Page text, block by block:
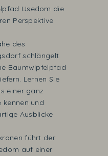
Usedom die
Perspektive
des
schlängelt
Baumwipfelpfad
Lernen Sie
einer ganz
kennen und
Ausblicke
führt der
auf einer